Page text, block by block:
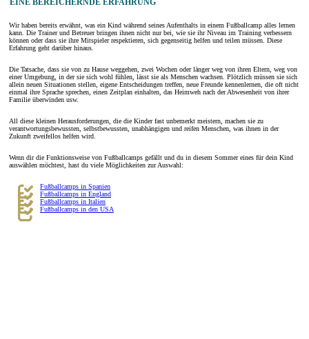
EINE BEREICHERNDE ERFAHRUNG
Wir haben bereits erwähnt, was ein Kind während seines Aufenthalts in einem Fußballcamp alles lernen
kann. Die Trainer und Betreuer bringen ihnen nicht nur bei, wie sie ihr Niveau im Training verbessern
können oder dass sie ihre Mitspieler respektieren, sich gegenseitig helfen und teilen müssen. Diese
Erfahrung geht darüber hinaus.
Die Tatsache, dass sie von zu Hause weggehen, zwei Wochen oder länger weg von ihren Eltern, weg von
einer Umgebung, in der sie sich wohl fühlen, lässt sie als Menschen wachsen. Plötzlich müssen sie sich
allein neuen Situationen stellen, eigene Entscheidungen treffen, neue Freunde kennenlernen, die oft nicht
einmal ihre Sprache sprechen, einen Zeitplan einhalten, das Heimweh nach der Abwesenheit von ihrer
Familie überwinden usw.
All diese kleinen Herausforderungen, die die Kinder fast unbemerkt meistern, machen sie zu
verantwortungsbewussten, selbstbewussten, unabhängigen und reifen Menschen, was ihnen in der
Zukunft zweifellos helfen wird.
Wenn dir die Funktionsweise von Fußballcamps gefällt und du in diesem Sommer eines für dein Kind
auswählen möchtest, hast du viele Möglichkeiten zur Auswahl:
Fußballcamps in Spanien
Fußballcamps in England
Fußballcamps in Italien
Fußballcamps in den USA